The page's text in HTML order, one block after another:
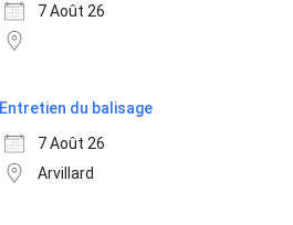
7 Août 26
Entretien du balisage
7 Août 26
Arvillard